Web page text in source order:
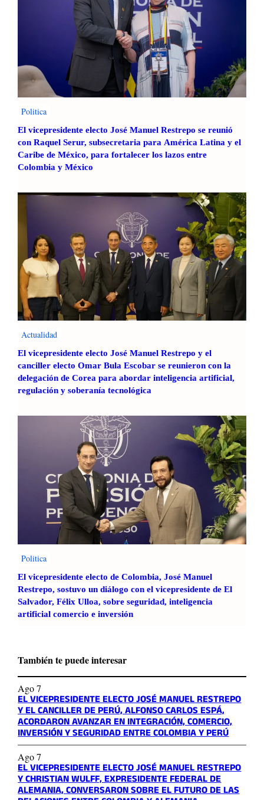
Politica
El vicepresidente electo José Manuel Restrepo se reunió
con Raquel Serur, subsecretaria para América Latina y el
Caribe de México, para fortalecer los lazos entre
Colombia y México
Actualidad
El vicepresidente electo José Manuel Restrepo y el
canciller electo Omar Bula Escobar se reunieron con la
delegación de Corea para abordar inteligencia artificial,
regulación y soberanía tecnológica
Politica
El vicepresidente electo de Colombia, José Manuel
Restrepo, sostuvo un diálogo con el vicepresidente de El
Salvador, Félix Ulloa, sobre seguridad, inteligencia
artificial comercio e inversión
También te puede interesar
Ago 7
EL VICEPRESIDENTE ELECTO JOSÉ MANUEL RESTREPO
Y EL CANCILLER DE PERÚ, ALFONSO CARLOS ESPÁ,
ACORDARON AVANZAR EN INTEGRACIÓN, COMERCIO,
INVERSIÓN Y SEGURIDAD ENTRE COLOMBIA Y PERÚ
Ago 7
EL VICEPRESIDENTE ELECTO JOSÉ MANUEL RESTREPO
Y CHRISTIAN WULFF, EXPRESIDENTE FEDERAL DE
ALEMANIA, CONVERSARON SOBRE EL FUTURO DE LAS